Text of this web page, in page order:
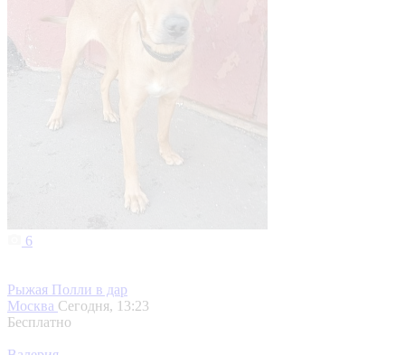
6
Рыжая Полли в дар
Москва Сегодня, 13:23
Бесплатно